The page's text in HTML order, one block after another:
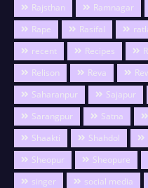
Rajsthan
Ramnagar
Rape
Rasifal
recent
Recipes
Relison
Reva
Saharanpur
Sajapur
Sarangpur
Satna
Shaakti
Shahdol
Sheopur
Sheopure
singer
social media